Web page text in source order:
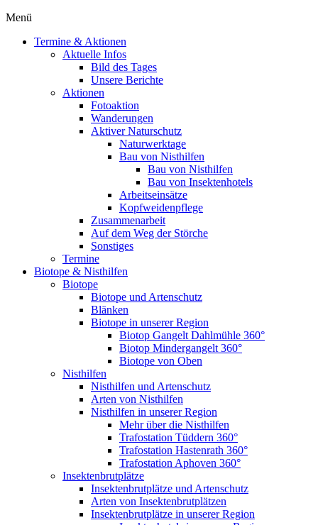
Menü
Termine & Aktionen
Aktuelle Infos
Bild des Tages
Unsere Berichte
Aktionen
Fotoaktion
Wanderungen
Aktiver Naturschutz
Naturwerktage
Bau von Nisthilfen
Bau von Nisthilfen
Bau von Insektenhotels
Arbeitseinsätze
Kopfweidenpflege
Zusammenarbeit
Auf dem Weg der Störche
Sonstiges
Termine
Biotope & Nisthilfen
Biotope
Biotope und Artenschutz
Blänken
Biotope in unserer Region
Biotop Gangelt Dahlmühle 360°
Biotop Mindergangelt 360°
Biotope von Oben
Nisthilfen
Nisthilfen und Artenschutz
Arten von Nisthilfen
Nisthilfen in unserer Region
Mehr über die Nisthilfen
Trafostation Tüddern 360°
Trafostation Hastenrath 360°
Trafostation Aphoven 360°
Insektenbrutplätze
Insektenbrutplätze und Artenschutz
Arten von Insektenbrutplätzen
Insektenbrutplätze in unserer Region